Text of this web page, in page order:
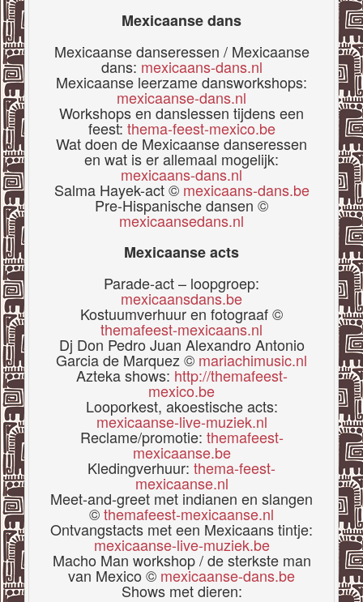
Mexicaanse dans
Mexicaanse danseressen / Mexicaanse
dans: mexicaans-dans.nl
Mexicaanse leerzame dansworkshops:
mexicaanse-dans.nl
Workshops en danslessen tijdens een
feest: thema-feest-mexico.be
Wat doen de Mexicaanse danseressen
en wat is er allemaal mogelijk:
mexicaans-dans.nl
Salma Hayek-act © mexicaans-dans.be
Pre-Hispanische dansen ©
mexicaansedans.nl
Mexicaanse acts
Parade-act – loopgroep:
mexicaansdans.be
Kostuumverhuur en fotograaf ©
themafeest-mexicaans.nl
Dj Don Pedro Juan Alexandro Antonio
Garcia de Marquez © mariachimusic.nl
Azteka shows: http://themafeest-
mexico.be
Looporkest, akoestische acts:
mexicaanse-live-muziek.nl
Reclame/promotie: themafeest-
mexicaanse.be
Kledingverhuur: thema-feest-
mexicaanse.nl
Meet-and-greet met indianen en slangen
©themafeest-mexicaanse.nl
Ontvangstacts met een Mexicaans tintje:
mexicaanse-live-muziek.be
Macho Man workshop / de sterkste man
van Mexico © mexicaanse-dans.be
Shows met dieren: